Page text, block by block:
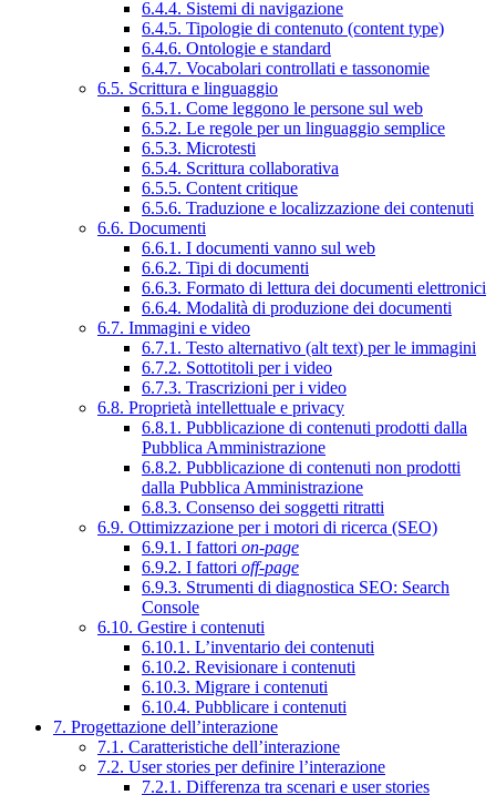
6.4.4. Sistemi di navigazione
6.4.5. Tipologie di contenuto (content type)
6.4.6. Ontologie e standard
6.4.7. Vocabolari controllati e tassonomie
6.5. Scrittura e linguaggio
6.5.1. Come leggono le persone sul web
6.5.2. Le regole per un linguaggio semplice
6.5.3. Microtesti
6.5.4. Scrittura collaborativa
6.5.5. Content critique
6.5.6. Traduzione e localizzazione dei contenuti
6.6. Documenti
6.6.1. I documenti vanno sul web
6.6.2. Tipi di documenti
6.6.3. Formato di lettura dei documenti elettronici
6.6.4. Modalità di produzione dei documenti
6.7. Immagini e video
6.7.1. Testo alternativo (alt text) per le immagini
6.7.2. Sottotitoli per i video
6.7.3. Trascrizioni per i video
6.8. Proprietà intellettuale e privacy
6.8.1. Pubblicazione di contenuti prodotti dalla
Pubblica Amministrazione
6.8.2. Pubblicazione di contenuti non prodotti
dalla Pubblica Amministrazione
6.8.3. Consenso dei soggetti ritratti
6.9. Ottimizzazione per i motori di ricerca (SEO)
6.9.1. I fattori on-page
6.9.2. I fattori off-page
6.9.3. Strumenti di diagnostica SEO: Search
Console
6.10. Gestire i contenuti
6.10.1. L’inventario dei contenuti
6.10.2. Revisionare i contenuti
6.10.3. Migrare i contenuti
6.10.4. Pubblicare i contenuti
7. Progettazione dell’interazione
7.1. Caratteristiche dell’interazione
7.2. User stories per definire l’interazione
7.2.1. Differenza tra scenari e user stories